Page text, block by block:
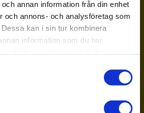
annan information från din enhet
och annons- och analysföretag som
kan i sin tur kombinera
information som du har
med ekologi och…
ha friare tyglar att bygga
på.